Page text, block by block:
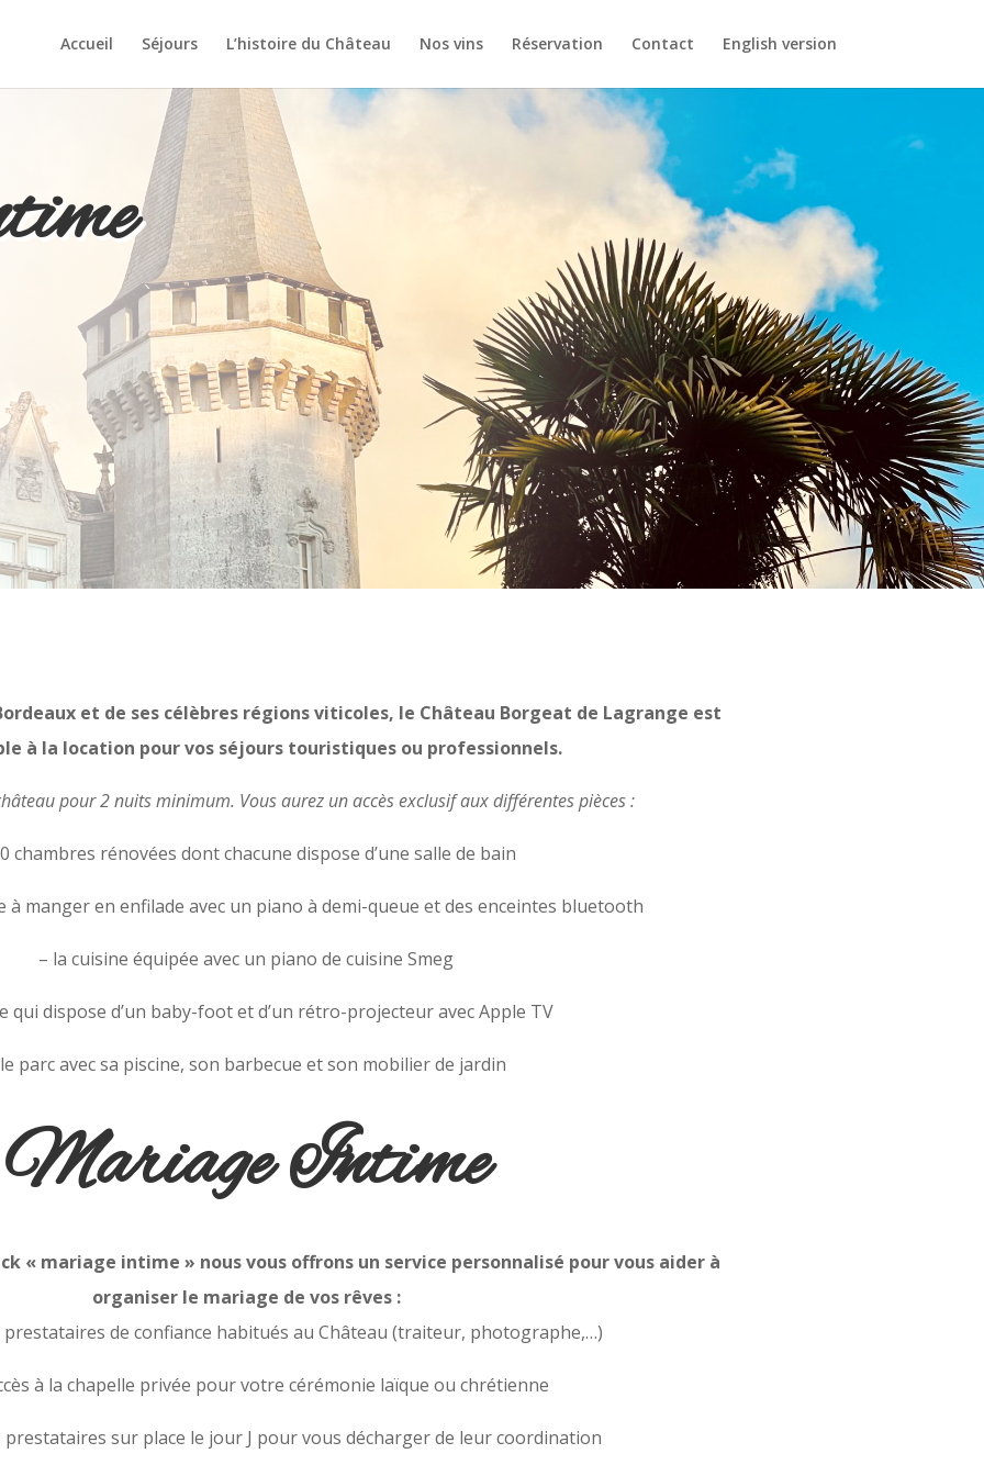
Accueil Séjours L’histoire du Château Nos vins Réservation Contact English version
et de ses célèbres régions viticoles, le Château Borgeat de Lagrange est
à la location pour vos séjours touristiques ou professionnels.
pour 2 nuits minimum. Vous aurez un accès exclusif aux différentes pièces :
chambres rénovées dont chacune dispose d’une salle de bain
à manger en enfilade avec un piano à demi-queue et des enceintes bluetooth
– la cuisine équipée avec un piano de cuisine Smeg
qui dispose d’un baby-foot et d’un rétro-projecteur avec Apple TV
parc avec sa piscine, son barbecue et son mobilier de jardin
Mariage Intime
« mariage intime » nous vous offrons un service personnalisé pour vous aider à
organiser le mariage de vos rêves :
prestataires de confiance habitués au Château (traiteur, photographe,…)
à la chapelle privée pour votre cérémonie laïque ou chrétienne
prestataires sur place le jour J pour vous décharger de leur coordination